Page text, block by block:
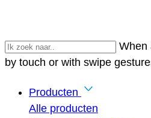
When
by touch or with swipe
Producten
Alle producten